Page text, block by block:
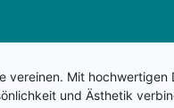
Mit hochwertigen
und Ästhetik